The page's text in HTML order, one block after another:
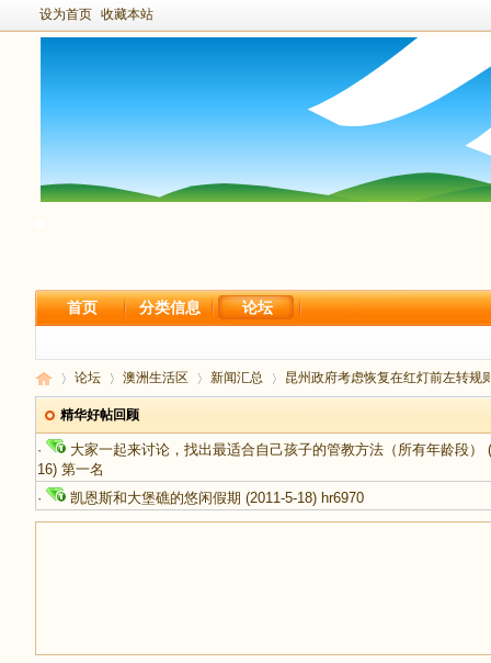
设为首页 收藏本站
首页 分类信息 论坛
新 ›
论坛
›
澳洲生活区 新闻汇总 昆州政府考虑恢复在红灯前左转规
精华好帖回顾
· 大家一起来讨论，找出最适合自己孩子的管教方法（所有年龄段）
16) 第一名
·
凯恩斯和大堡礁的悠闲假期 (2011-5-18) hr6970